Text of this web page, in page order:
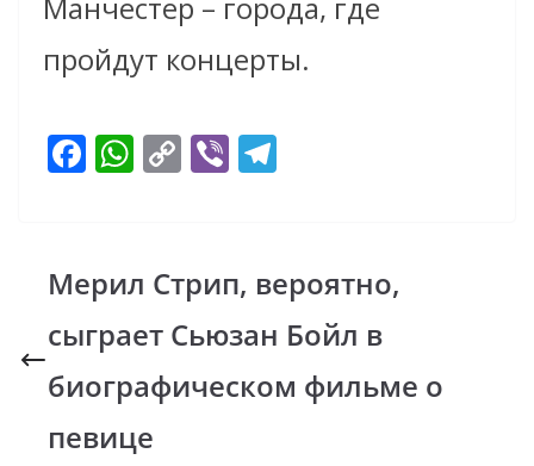
пройдут концерты.
F
b
o
o
k
W
s
A
p
p
C
y
Li
n
k
Vi
gr
a
m
Мерил Стрип, вероятно,
сыграет Сьюзан Бойл в
биографическом фильме о
певице